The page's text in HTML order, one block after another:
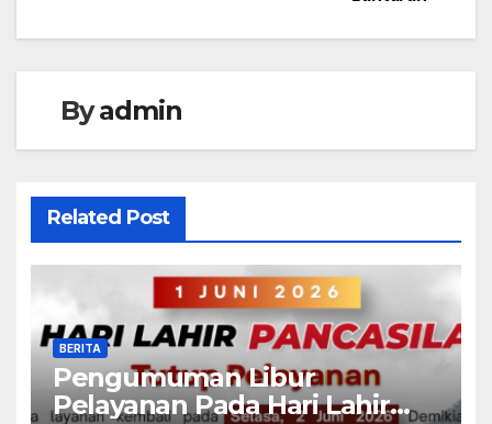
Byadmin
Related Post
BERITA
Pengumuman Libur
Pelayanan Pada Hari Lahir